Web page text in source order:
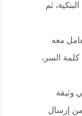
ثم
معه
كلمة السر،
وثيقة
من إرسال